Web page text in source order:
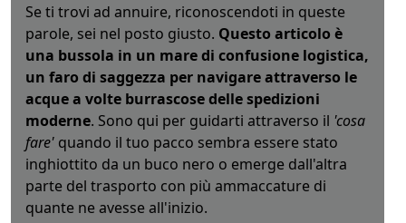
Se ti trovi ad annuire, riconoscendoti in queste
parole, sei nel posto giusto. Questo articolo è
una bussola in un mare di confusione logistica,
un faro di saggezza per navigare attraverso le
acque a volte burrascose delle spedizioni
moderne. Sono qui per guidarti attraverso il 'cosa
fare' quando il tuo pacco sembra essere stato
inghiottito da un buco nero o emerge dall'altra
parte del trasporto con più ammaccature di
quante ne avesse all'inizio.